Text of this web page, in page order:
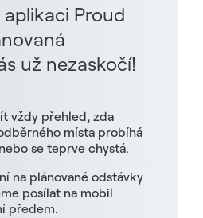
Proud
už nezaskočí!
vždy přehled, zda
místa probíhá
se teprve chystá.
na plánované odstávky
posílat na mobil
předem.